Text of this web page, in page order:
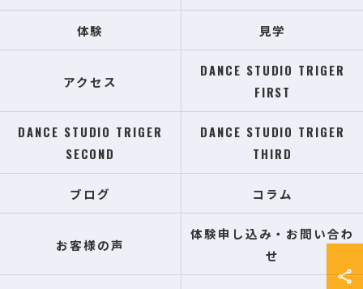
体験 見学
アクセス
DANCE STUDIO TRIGER
FIRST
DANCE STUDIO TRIGER
SECOND
DANCE STUDIO TRIGER
THIRD
ブログ コラム
お客様の声
体験申し込み・お問い合わ
せ